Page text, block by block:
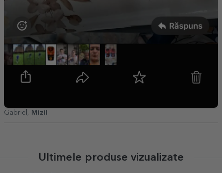
Gabriel, Mizil
Ultimele produse vizualizate